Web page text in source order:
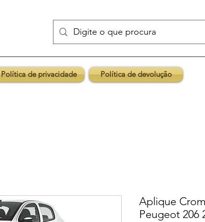
Política de privacidade Política de devolução
Aplique
Peugeot 206